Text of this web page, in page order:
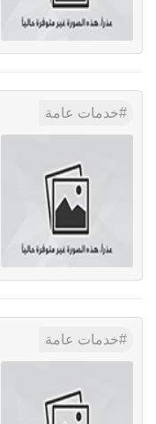
خدمات عامة
خدمات عامة